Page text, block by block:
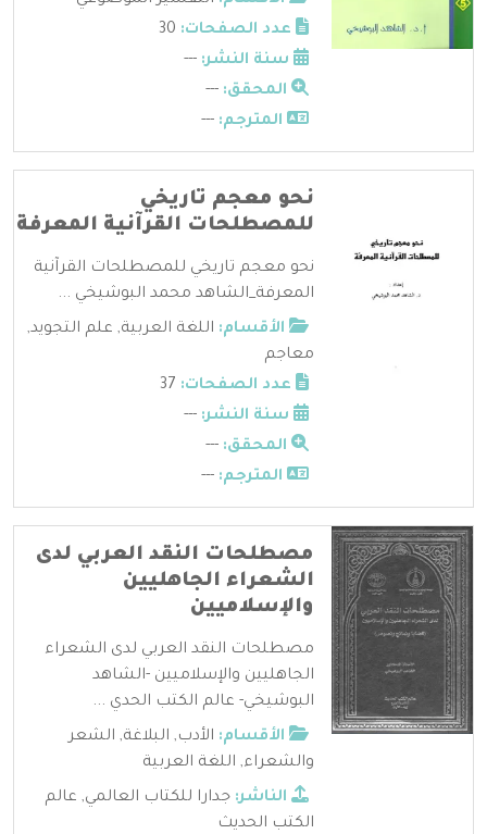
عدد الصفحات:
سنة النشر: ---
المحقق: ---
المترجم: ---
نحو معجم تاريخي
للمصطلحات القرآنية المعرفة
نحو معجم تاريخي للمصطلحات القرآنية
المعرفة_الشاهد محمد البوشيخي ...
الأقسام: اللغة العربية, علم التجويد,
معاجم
عدد الصفحات:
سنة النشر: ---
المحقق: ---
المترجم: ---
مصطلحات النقد العربي لدى
الشعراء الجاهليين
والإسلاميين
مصطلحات النقد العربي لدى الشعراء
الجاهليين والإسلاميين -الشاهد
البوشيخي- عالم الكتب الحدي ...
الأقسام: الأدب, البلاغة, الشعر
والشعراء, اللغة العربية
الناشر: جدارا للكتاب العالمي, عالم
الكتب الحديث